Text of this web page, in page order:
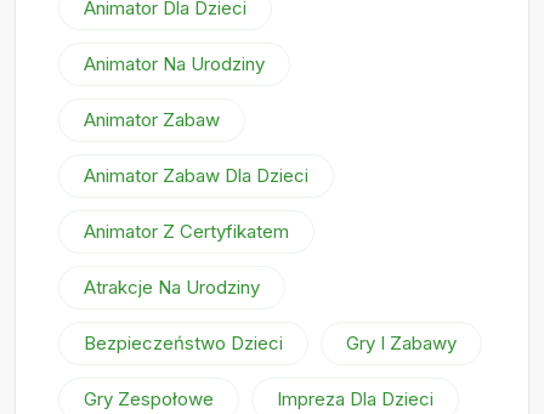
Animator Dla Dzieci
Animator Na Urodziny
Animator Zabaw
Animator Zabaw Dla Dzieci
Animator Z Certyfikatem
Atrakcje Na Urodziny
Bezpieczeństwo Dzieci Gry I Zabawy
Gry Zespołowe Impreza Dla Dzieci